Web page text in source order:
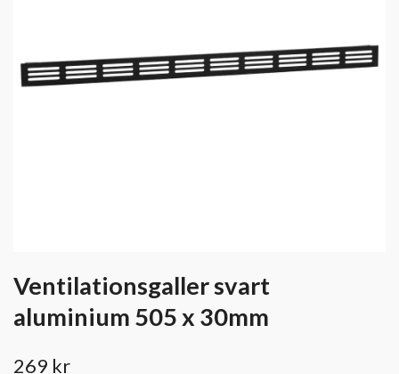
Ventilationsgaller svart
aluminium 505 x 30mm
269 kr